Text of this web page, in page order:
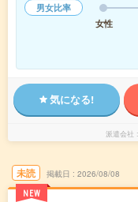
男女比率
女性
気になる!
派遣会社
未読
NEW
掲載日 2026/08/08